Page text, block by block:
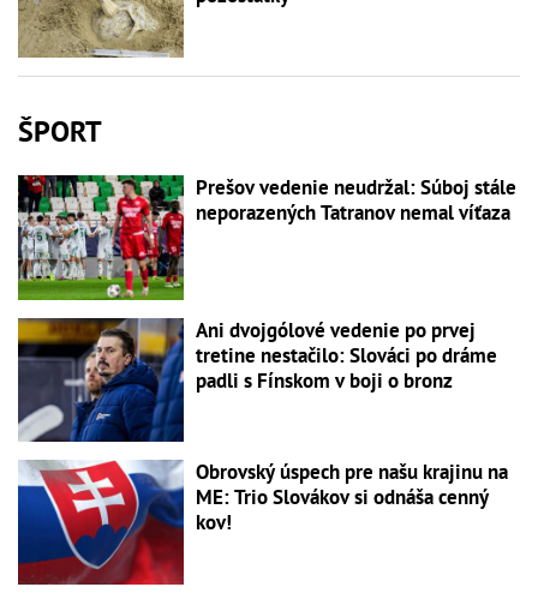
ŠPORT
Prešov vedenie neudržal: Súboj stále
neporazených Tatranov nemal víťaza
Ani dvojgólové vedenie po prvej
tretine nestačilo: Slováci po dráme
padli s Fínskom v boji o bronz
Obrovský úspech pre našu krajinu na
ME: Trio Slovákov si odnáša cenný
kov!